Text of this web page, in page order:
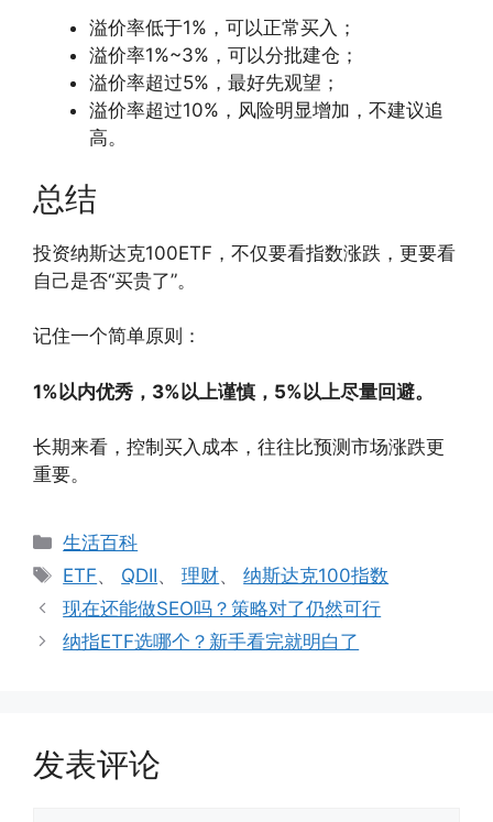
溢价率低于1%，可以正常买入；
溢价率1%~3%，可以分批建仓；
溢价率超过5%，最好先观望；
溢价率超过10%，风险明显增加，不建议追
高。
总结
投资纳斯达克100ETF，不仅要看指数涨跌，更要看
自己是否“买贵了”。
记住一个简单原则：
1%以内优秀，3%以上谨慎，5%以上尽量回避。
长期来看，控制买入成本，往往比预测市场涨跌更
重要。
分
类
生活百科
标
签
ETF、 QDII、理财、纳斯达克100指数
现在还能做SEO吗？策略对了仍然可行
纳指ETF选哪个？新手看完就明白了
发表评论